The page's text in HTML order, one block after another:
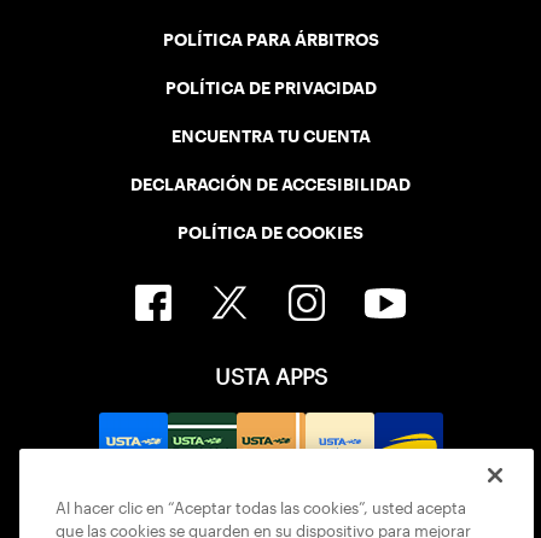
POLÍTICA PARA ÁRBITROS
POLÍTICA DE PRIVACIDAD
ENCUENTRA TU CUENTA
DECLARACIÓN DE ACCESIBILIDAD
POLÍTICA DE COOKIES
USTA APPS
Al hacer clic en “Aceptar todas las cookies”, usted acepta
que las cookies se guarden en su dispositivo para mejorar